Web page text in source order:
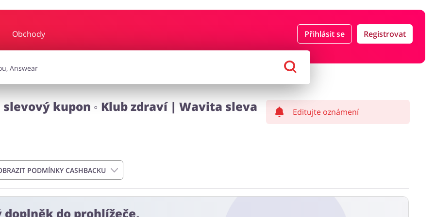
Obchody Přihlásit se Registrovat
hudba Počítače foto a elektronika
kupon ◦ Klub zdraví | Wavita sleva
Editujte oznámení
PODMÍNKY CASHBACKU
od data podání objednávky. Nevztahuje se na náklady na doručení a může být započítán z čisté částky zakázky.
do prohlížeče,